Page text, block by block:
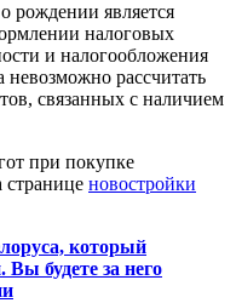
рождении является
налоговых
и налогообложения
рассчитать
связанных с наличием
при покупке
новостройки
который
Вы будете за него